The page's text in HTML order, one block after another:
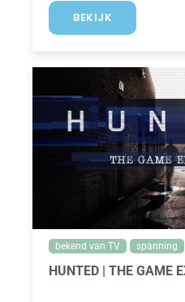
BEKIJK
bekend van TV spanning
HUNTED | THE GAME